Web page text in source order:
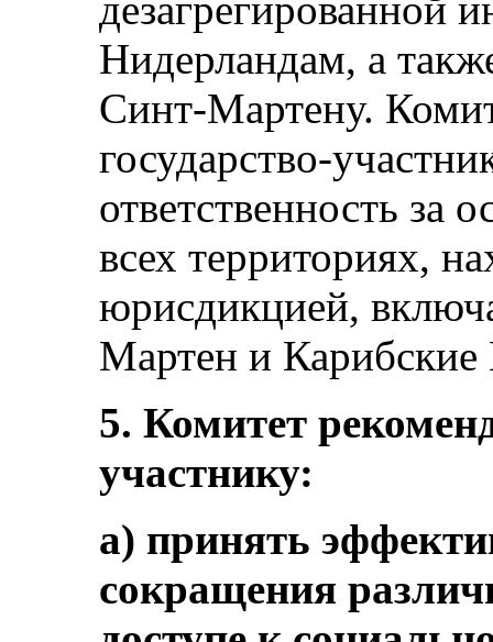
Нидерландам, а
Синт-Мартену.
государство-
ответственность за
всех территориях,
юрисдикцией,
Мартен и
5. Комитет
участнику:
a) принять
сокращения